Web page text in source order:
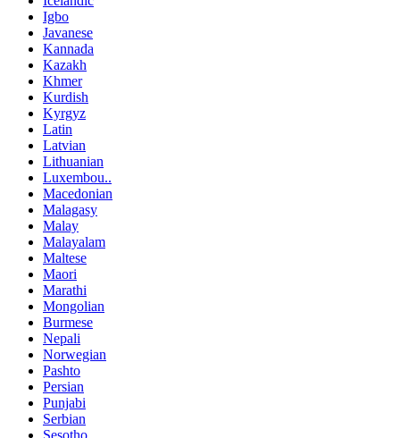
Igbo
Javanese
Kannada
Kazakh
Khmer
Kurdish
Kyrgyz
Latin
Latvian
Lithuanian
Luxembou..
Macedonian
Malagasy
Malay
Malayalam
Maltese
Maori
Marathi
Mongolian
Burmese
Nepali
Norwegian
Pashto
Persian
Punjabi
Serbian